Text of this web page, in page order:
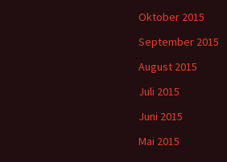
Oktober 2015
September 2015
August 2015
Juli 2015
Juni 2015
Mai 2015